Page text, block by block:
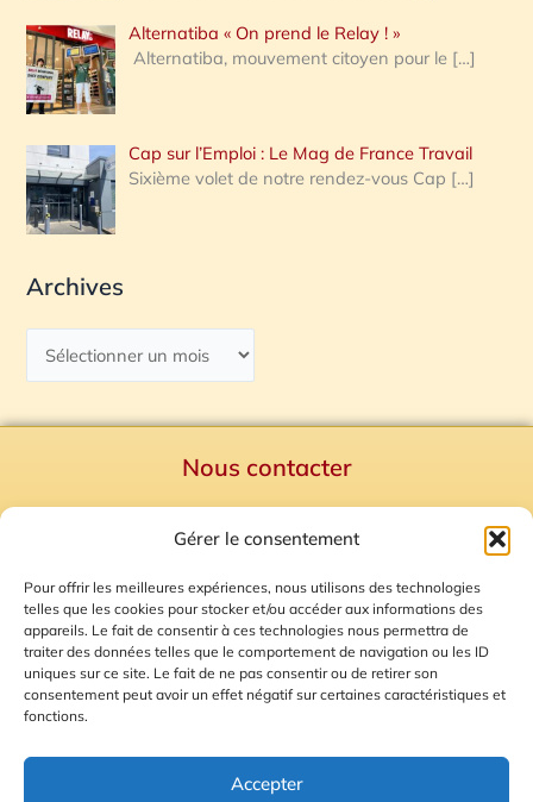
Gérer le consentement
Pour offrir les meilleures expériences, nous utilisons des technologies
telles que les cookies pour stocker et/ou accéder aux informations des
appareils. Le fait de consentir à ces technologies nous permettra de
traiter des données telles que le comportement de navigation ou les ID
uniques sur ce site. Le fait de ne pas consentir ou de retirer son
consentement peut avoir un effet négatif sur certaines caractéristiques et
fonctions.
Accepter
Alternatiba « On prend le Relay ! »
Alternatiba, mouvement citoyen pour le […]
Cap sur l’Emploi : Le Mag de France Travail
Sixième volet de notre rendez-vous Cap […]
Archives
Nous contacter
Mentions Légales
Plan du site
Gestion des Cookies